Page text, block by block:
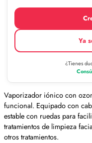
Ya
¿Tienes
Vaporizador iónico con
funcional. Equipado con
estable con ruedas para
tratamientos de limpieza
otros tratamientos.